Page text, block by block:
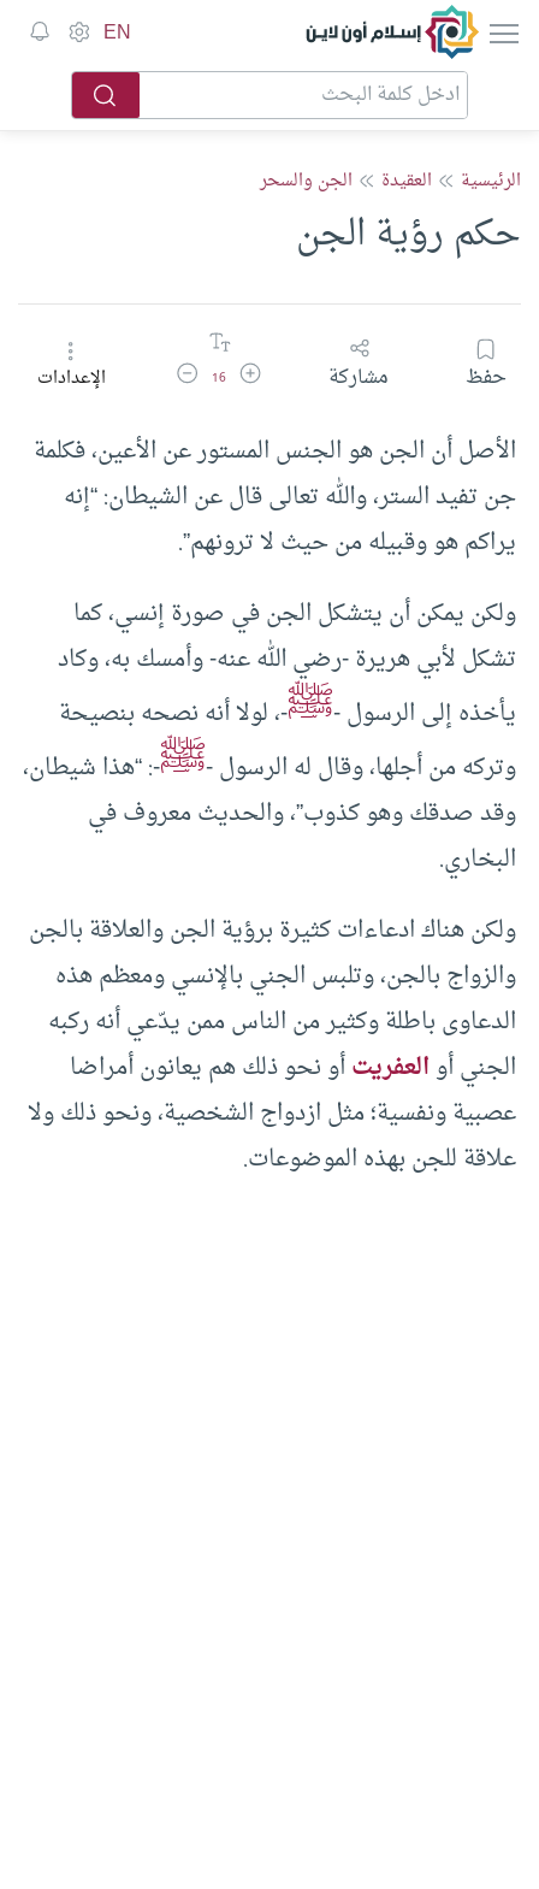
إسلام أون لاين EN
الرئيسية العقيدة الجن والسحر
حكم رؤية الجن
حفظ مشاركة زيادة حجم الخط
16 تقليل حجم الخطالإعدادات
الأصل أن الجن هو الجنس المستور عن الأعين، فكلمة
جن تفيد الستر، والله تعالى قال عن الشيطان: “إنه
يراكم هو وقبيله من حيث لا ترونهم”.
ولكن يمكن أن يتشكل الجن في صورة إنسي، كما
تشكل لأبي هريرة -رضي الله عنه- وأمسك به، وكاد
يأخذه إلى الرسول -ﷺ-، لولا أنه نصحه بنصيحة
وتركه من أجلها، وقال له الرسول -ﷺ-: “هذا شيطان،
وقد صدقك وهو كذوب”، والحديث معروف في
البخاري.
ولكن هناك ادعاءات كثيرة برؤية الجن والعلاقة بالجن
والزواج بالجن، وتلبس الجني بالإنسي ومعظم هذه
الدعاوى باطلة وكثير من الناس ممن يدّعي أنه ركبه
الجني أوالعفريتأو نحو ذلك هم يعانون أمراضا
عصبية ونفسية؛ مثل ازدواج الشخصية، ونحو ذلك ولا
علاقة للجن بهذه الموضوعات.